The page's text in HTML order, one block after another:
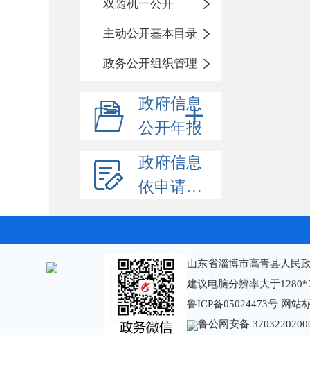
双随机一公开
主动公开基本目录
政务公开组织管理
政府信息
公开年报
政府信息
依申请公开
山东省淄博市高青县人民
建议电脑分辨率大于
鲁ICP备05024473号 网站
鲁公网安备